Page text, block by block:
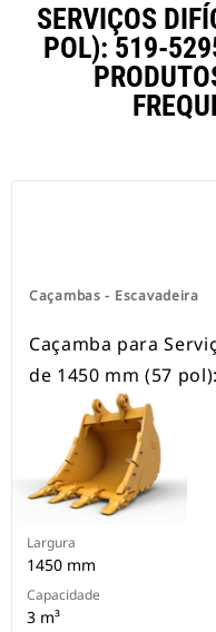
SERVIÇOS
POL): 519-
Caçambas - Escavadeira
Caçamba para
de 1450 mm (57
Largura
1450 mm
Capacidade
3 m³